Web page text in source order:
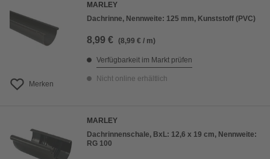
Merken
MARLEY
Dachrinne, Nennweite: 125 mm, Kunststoff (PVC)
8,99 € (8,99 € / m)
Verfügbarkeit im Markt prüfen
Nicht online erhältlich
MARLEY
Dachrinnenschale, BxL: 12,6 x 19 cm, Nennweite:
RG 100